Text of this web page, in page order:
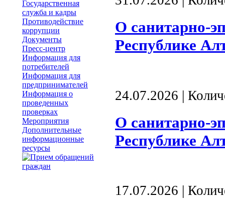
Государственная
служба и кадры
Противодействие
коррупции
Документы
Пресс-центр
Информация для
потребителей
Информация для
предпринимателей
Информация о
проведенных
проверках
Мероприятия
Дополнительные
информационные
ресурсы
О санитарно-
Республике
24.07.2026 |
О санитарно-
Республике
17.07.2026 |